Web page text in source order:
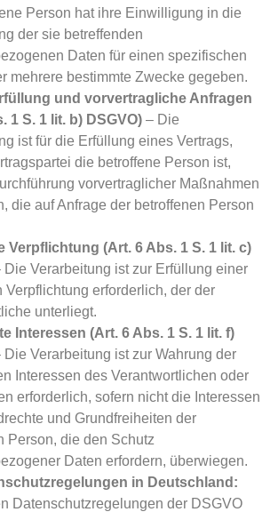
Person hat ihre Einwilligung in die
der sie betreffenden
Daten für einen spezifischen
mehrere bestimmte Zwecke gegeben.
und vorvertragliche Anfragen
1 S. 1 lit. b) DSGVO) – Die
ist für die Erfüllung eines Vertrags,
die betroffene Person ist,
vorvertraglicher Maßnahmen
die auf Anfrage der betroffenen Person
Verpflichtung (Art. 6 Abs. 1 S. 1 lit. c)
Die Verarbeitung ist zur Erfüllung einer
Verpflichtung erforderlich, der der
unterliegt.
Interessen (Art. 6 Abs. 1 S. 1 lit. f)
Die Verarbeitung ist zur Wahrung der
Interessen des Verantwortlichen oder
erforderlich, sofern nicht die Interessen
und Grundfreiheiten der
Person, die den Schutz
Daten erfordern, überwiegen.
in Deutschland:
Datenschutzregelungen der DSGVO